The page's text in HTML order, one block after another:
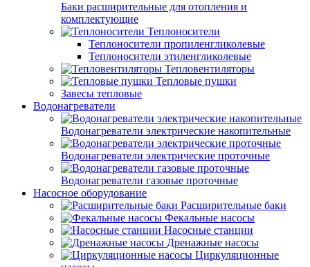
Баки расширительные для отопления и
комплектующие
Теплоносители
Теплоносители пропиленгликолевые
Теплоносители этиленгликолевые
Тепловентиляторы
Тепловые пушки
Завесы тепловые
Водонагреватели
Водонагреватели электрические накопительные
Водонагреватели электрические проточные
Водонагреватели газовые проточные
Насосное оборудование
Расширительные баки
Фекальные насосы
Насосные станции
Дренажные насосы
Циркуляционные